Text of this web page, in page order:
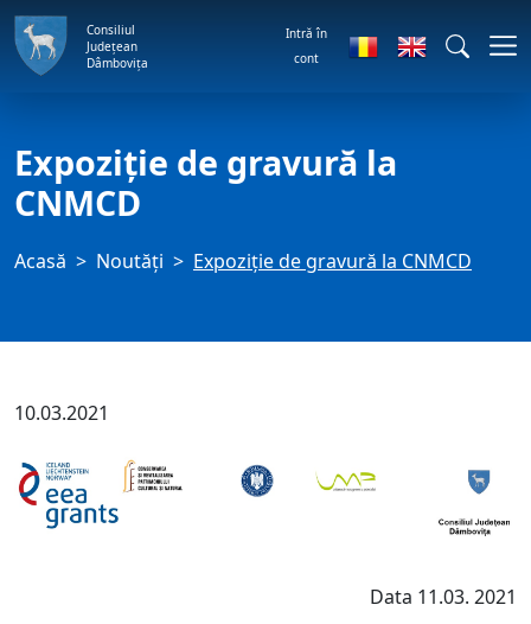
Consiliul
Județean
Dâmbovița
Intră în
cont
Expoziție de gravură la
CNMCD
Acasă Noutăți Expoziție de gravură la CNMCD
10.03.2021
Data 11.03. 2021